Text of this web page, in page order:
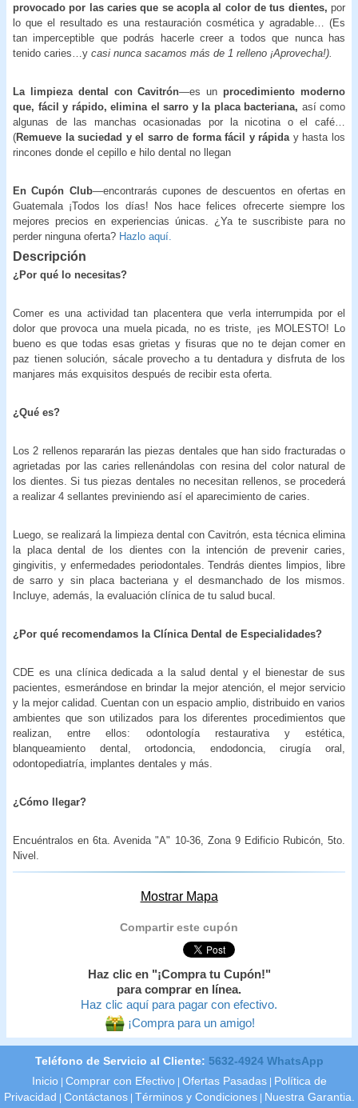
provocado por las caries que se acopla al color de tus dientes, por
lo que el resultado es una restauración cosmética y agradable… (Es
tan imperceptible que podrás hacerle creer a todos que nunca has
tenido caries…y casi nunca sacamos más de 1 relleno ¡Aprovecha!).
La limpieza dental con Cavitrón—es un procedimiento moderno
que, fácil y rápido, elimina el sarro y la placa bacteriana, así como
algunas de las manchas ocasionadas por la nicotina o el café…
(Remueve la suciedad y el sarro de forma fácil y rápida y hasta los
rincones donde el cepillo e hilo dental no llegan
En Cupón Club—encontrarás cupones de descuentos en ofertas en
Guatemala ¡Todos los días! Nos hace felices ofrecerte siempre los
mejores precios en experiencias únicas. ¿Ya te suscribiste para no
perder ninguna oferta? Hazlo aquí.
Descripción
¿Por qué lo necesitas?
Comer es una actividad tan placentera que verla interrumpida por el
dolor que provoca una muela picada, no es triste, ¡es MOLESTO! Lo
bueno es que todas esas grietas y fisuras que no te dejan comer en
paz tienen solución, sácale provecho a tu dentadura y disfruta de los
manjares más exquisitos después de recibir esta oferta.
¿Qué es?
Los 2 rellenos repararán las piezas dentales que han sido fracturadas o
agrietadas por las caries rellenándolas con resina del color natural de
los dientes. Si tus piezas dentales no necesitan rellenos, se procederá
a realizar 4 sellantes previniendo así el aparecimiento de caries.
Luego, se realizará la limpieza dental con Cavitrón, esta técnica elimina
la placa dental de los dientes con la intención de prevenir caries,
gingivitis, y enfermedades periodontales. Tendrás dientes limpios, libre
de sarro y sin placa bacteriana y el desmanchado de los mismos.
Incluye, además, la evaluación clínica de tu salud bucal.
¿Por qué recomendamos la Clínica Dental de Especialidades?
CDE es una clínica dedicada a la salud dental y el bienestar de sus
pacientes, esmerándose en brindar la mejor atención, el mejor servicio
y la mejor calidad. Cuentan con un espacio amplio, distribuido en varios
ambientes que son utilizados para los diferentes procedimientos que
realizan, entre ellos: odontología restaurativa y estética,
blanqueamiento dental, ortodoncia, endodoncia, cirugía oral,
odontopediatría, implantes dentales y más.
¿Cómo llegar?
Encuéntralos en 6ta. Avenida "A" 10-36, Zona 9 Edificio Rubicón, 5to.
Nivel.
Mostrar Mapa
Compartir este cupón
Haz clic en "¡Compra tu Cupón!"
para comprar en línea.
Haz clic aquí para pagar con efectivo.
¡Compra para un amigo!
Teléfono de Servicio al Cliente: 5632-4924 WhatsApp
Inicio Comprar con Efectivo Ofertas Pasadas
Política de
Privacidad
Contáctanos Términos y Condiciones Nuestra Garantia.